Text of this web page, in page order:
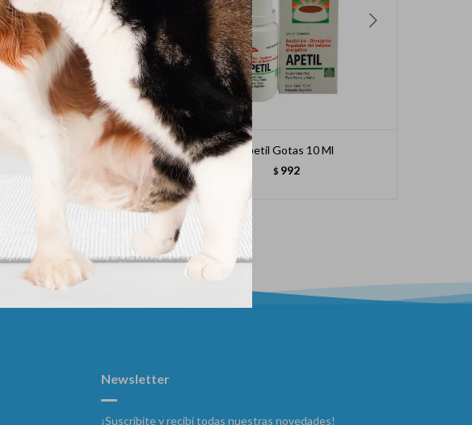
Apetil Gotas 10 Ml
$ 992
Newsletter
¡Suscribite y recibí todas nuestras novedades!